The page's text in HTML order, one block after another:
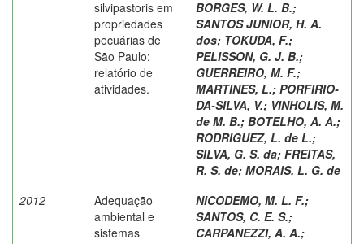
silvipastoris em
propriedades
pecuárias de
São Paulo:
relatório de
atividades.
BORGES, W. L. B.;
SANTOS JUNIOR, H. A.
dos; TOKUDA, F.;
PELISSON, G. J. B.;
GUERREIRO, M. F.;
MARTINES, L.; PORFIRIO-
DA-SILVA, V.; VINHOLIS, M.
de M. B.; BOTELHO, A. A.;
RODRIGUEZ, L. de L.;
SILVA, G. S. da; FREITAS,
R. S. de; MORAIS, L. G. de
2012
Adequação
ambiental e
sistemas
NICODEMO, M. L. F.;
SANTOS, C. E. S.;
CARPANEZZI, A. A.;